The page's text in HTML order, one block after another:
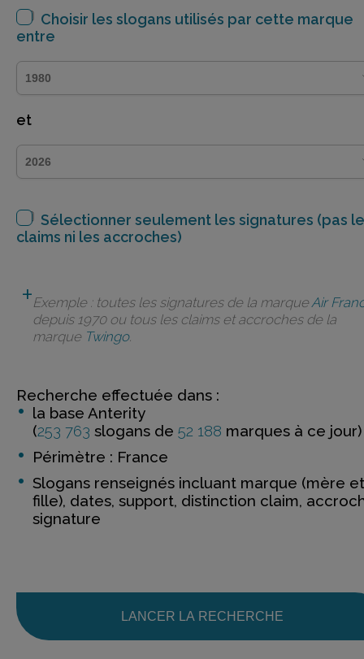
Choisir les slogans utilisés par cette marque
entre
et
Sélectionner seulement les signatures (pas
claims ni les accroches)
Exemple : toutes les signatures de la marqueAir
depuis 1970 ou tous les claims et accroches de la
marque Twingo.
Recherche effectuée dans :
la base Anterity
(253 763 slogans de 52 188 marques à ce jour)
Périmètre : France
Slogans renseignés incluant marque (mère et
fille), dates, support, distinction claim,
signature
LANCER LA RECHERCHE